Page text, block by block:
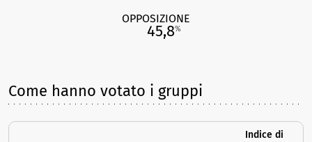
OPPOSIZIONE
45,8%
Come hanno votato i gruppi
Indice di